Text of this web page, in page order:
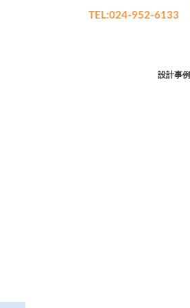
TEL:024-952-6133
設計事例